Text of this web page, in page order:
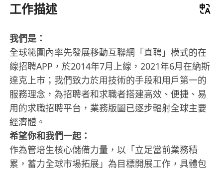
工作描述
我們是：
全球範圍內率先發展移動互聯網「直聘」模式的在
線招聘APP，於2014年7月上線，2021年6月在納斯
達克上市；我們致力於用技術的手段和用戶第一的
服務理念，為招聘者和求職者搭建高效、便捷、易
用的求職招聘平台，業務版圖已逐步輻射全球主要
經濟體。
希望你和我們一起：
作為管培生核心儲備力量，以「立足當前業務積
累，蓄力全球市場拓展」為目標開展工作，具體包